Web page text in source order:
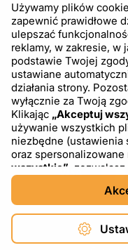
PL
Używamy plików
zapewnić prawidłowe
ulepszać
reklamy, w zakresie, w
podstawie Twojej
ustawiane
działania strony.
wyłącznie za Twoją
Klikając „Akceptuj
używanie wszystkich
niezbędne (ustawienia
oraz spersonalizowane
wszystkie” ,
niezbędnych plików
, możesz
chcesz zaakceptować
dowolnym momencie
korzystając z linku